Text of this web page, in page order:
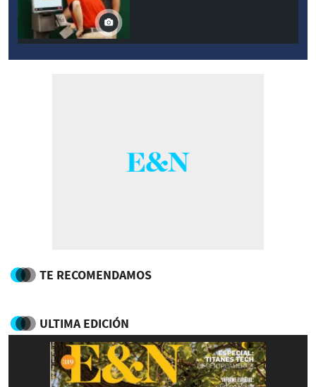
TE RECOMENDAMOS
ULTIMA EDICIÓN